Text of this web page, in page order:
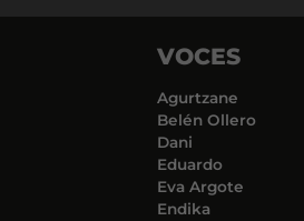
VOCES
Agurtzane
Belén Ollero
Dani
Eduardo
Eva Argote
Endika